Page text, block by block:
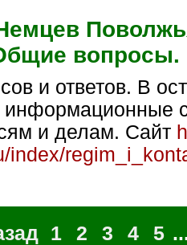
вопросы.
информационные
и делам. Сайт
index/
1 2 3 4 5